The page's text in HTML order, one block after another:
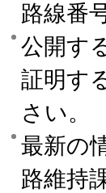
路線番
公開す
証明す
さい。
最新の
路維持